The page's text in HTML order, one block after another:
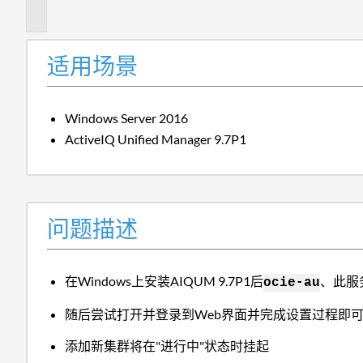
适用场景
Windows Server 2016
ActiveIQ Unified Manager 9.7P1
问题描述
在Windows上安装AIQUM 9.7P1后ocie-au、此服
随后尝试打开并登录到Web界面并完成设置过程即可
添加新集群将在"进行中"状态时挂起